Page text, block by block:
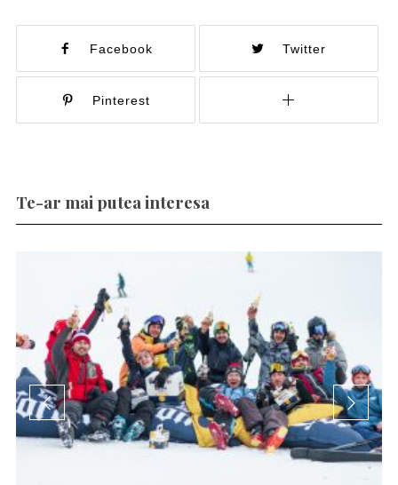
Facebook Twitter
Pinterest
Te-ar mai putea interesa